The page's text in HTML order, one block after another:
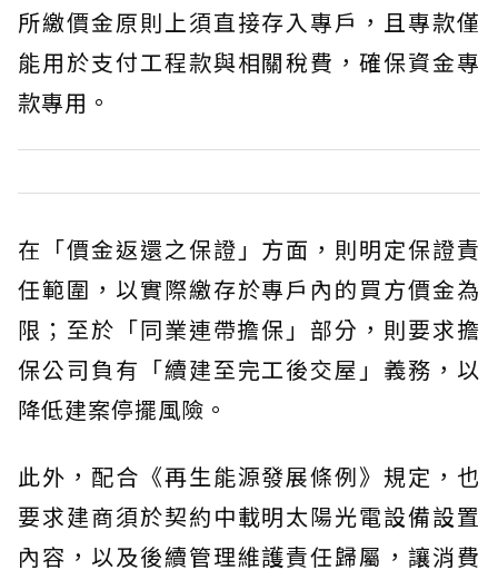
所繳價金原則上須直接存入專戶，且專款僅
能用於支付工程款與相關稅費，確保資金專
款專用。
在「價金返還之保證」方面，則明定保證責
任範圍，以實際繳存於專戶內的買方價金為
限；至於「同業連帶擔保」部分，則要求擔
保公司負有「續建至完工後交屋」義務，以
降低建案停擺風險。
此外，配合《再生能源發展條例》規定，也
要求建商須於契約中載明太陽光電設備設置
內容，以及後續管理維護責任歸屬，讓消費